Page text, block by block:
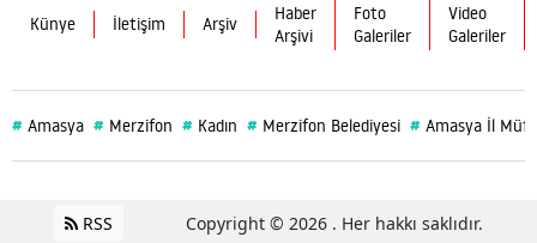
Künye İletişim Arşiv
Haber
Arşivi
Foto
Galeriler
Video
Galeriler
# Amasya # Merzifon # Kadın # Merzifon Belediyesi # Amasya İl
RSS Copyright © 2026 . Her hakkı saklıdır.